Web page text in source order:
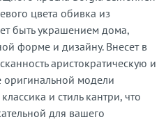
цвета обивка из
быть украшением дома,
форме и дизайну. Внесет в
аристократическую и
модели
и стиль кантри, что
для вашего